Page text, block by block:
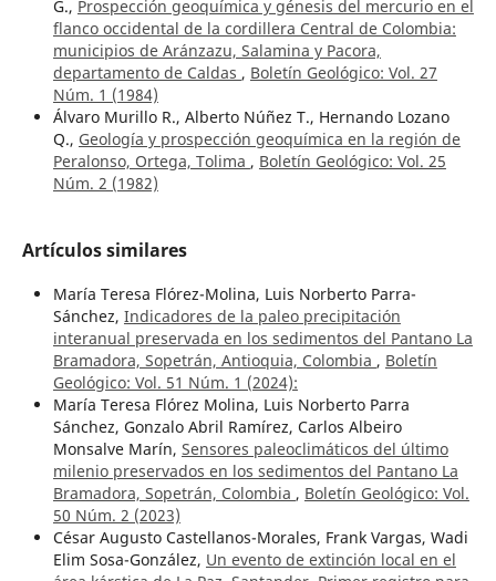
G., Prospección geoquímica y génesis del mercurio en el
flanco occidental de la cordillera Central de Colombia:
municipios de Aránzazu, Salamina y Pacora,
departamento de Caldas , Boletín Geológico: Vol. 27
Núm. 1 (1984)
Álvaro Murillo R., Alberto Núñez T., Hernando Lozano
Q., Geología y prospección geoquímica en la región de
Peralonso, Ortega, Tolima , Boletín Geológico: Vol. 25
Núm. 2 (1982)
Artículos similares
María Teresa Flórez-Molina, Luis Norberto Parra-
Sánchez, Indicadores de la paleo precipitación
interanual preservada en los sedimentos del Pantano La
Bramadora, Sopetrán, Antioquia, Colombia , Boletín
Geológico: Vol. 51 Núm. 1 (2024):
María Teresa Flórez Molina, Luis Norberto Parra
Sánchez, Gonzalo Abril Ramírez, Carlos Albeiro
Monsalve Marín, Sensores paleoclimáticos del último
milenio preservados en los sedimentos del Pantano La
Bramadora, Sopetrán, Colombia , Boletín Geológico: Vol.
50 Núm. 2 (2023)
César Augusto Castellanos-Morales, Frank Vargas, Wadi
Elim Sosa-González, Un evento de extinción local en el